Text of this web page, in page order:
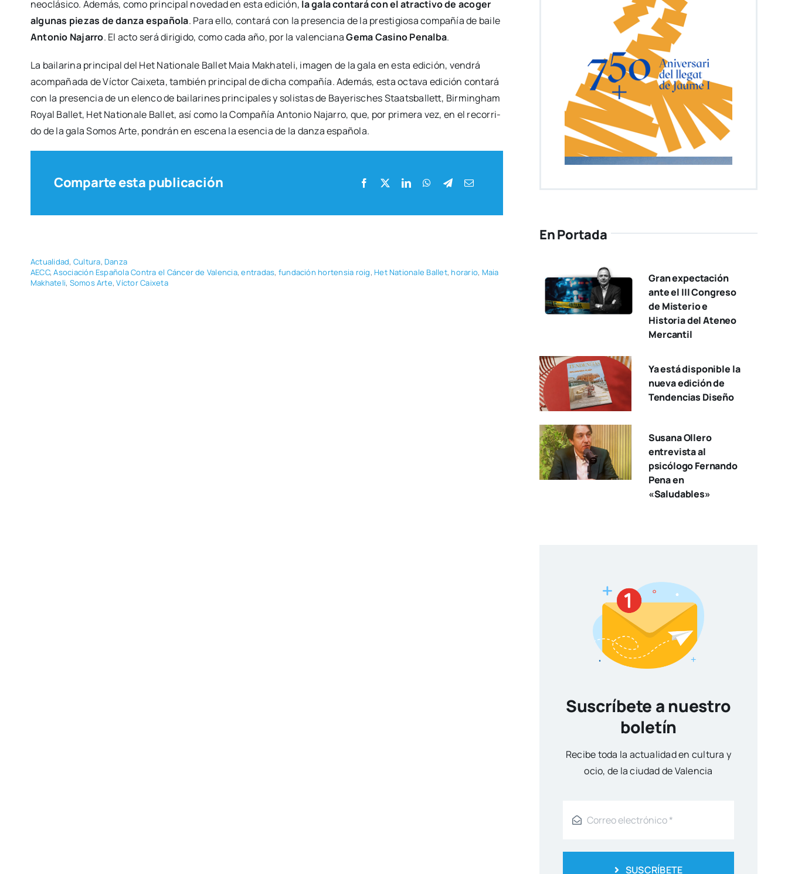
neo­clá­si­co. Ade­más, como prin­ci­pal nove­dad en esta edi­ción, la gala con­ta­rá con el atrac­ti­vo de aco­ger
algu­nas pie­zas de dan­za espa­ño­la. Para ello, con­ta­rá con la pre­sen­cia de la pres­ti­gio­sa com­pa­ñía de bai­le
Anto­nio Naja­rro. El acto será diri­gi­do, como cada año, por la valen­cia­naGema Casino Penal­ba.
La bai­la­ri­na prin­ci­pal del Het Natio­na­le Ballet Maia Makha­te­li, ima­gen de la gala en esta edi­ción, ven­drá
acom­pa­ña­da de Víc­tor Cai­xe­ta, tam­bién prin­ci­pal de dicha com­pa­ñía. Ade­más, esta octa­va edi­ción con­ta­rá
con la pre­sen­cia de un elen­co de bai­la­ri­nes prin­ci­pa­les y solis­tas de Baye­ris­ches Staats­ba­llett, Bir­mingham
Royal Ballet, Het Natio­na­le Ballet, así como la Com­pa­ñía Anto­nio Naja­rro, que, por pri­me­ra vez, en el reco­rri­
do de la gala Somos Arte, pon­drán en esce­na la esen­cia de la dan­za espa­ño­la.
Comparte esta publicación
Actua­li­dad, Cul­tu­ra, Dan­za
AECC,Aso­cia­ción Espa­ño­la Con­tra el Cán­cer de Valen­cia,entra­das, fun­da­ción hor­ten­sia roig, Het Natio­na­le Ballet, hora­rio, Maia
Makha­te­li, Somos Arte,Víc­tor Cai­xe­ta
En Portada
Gran expectación
ante el III Congreso
de Misterio e
Historia del Ateneo
Mercantil
Ya está disponible la
nueva edición de
Tendencias Diseño
Susana Ollero
entrevista al
psicólogo Fernando
Pena en
«Saludables»
Suscríbete a nuestro
boletín
Reci­be toda la actua­li­dad en cul­tu­ra y
ocio, de la ciu­dad de Valen­cia
SUSCRÍBETE